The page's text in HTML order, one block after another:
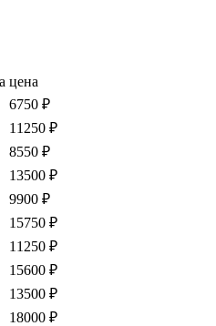
цена
6750 ₽
11250 ₽
8550 ₽
13500 ₽
9900 ₽
15750 ₽
11250 ₽
15600 ₽
13500 ₽
18000 ₽